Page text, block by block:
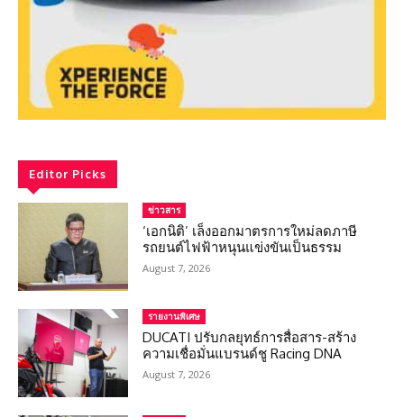
Editor Picks
ข่าวสาร
‘เอกนิติ’ เล็งออกมาตรการใหม่ลดภาษี
รถยนต์ไฟฟ้าหนุนแข่งขันเป็นธรรม
August 7, 2026
รายงานพิเศษ
DUCATI ปรับกลยุทธ์การสื่อสาร-สร้าง
ความเชื่อมั่นแบรนด์ชู Racing DNA
August 7, 2026